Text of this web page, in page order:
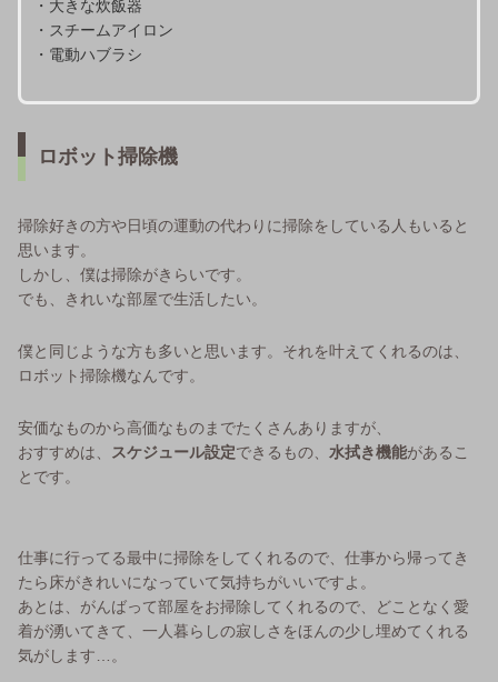
・大きな炊飯器
・スチームアイロン
・電動ハブラシ
ロボット掃除機
掃除好きの方や日頃の運動の代わりに掃除をしている人もいると
思います。
しかし、僕は掃除がきらいです。
でも、きれいな部屋で生活したい。
僕と同じような方も多いと思います。それを叶えてくれるのは、
ロボット掃除機なんです。
安価なものから高価なものまでたくさんありますが、
おすすめは、 スケジュール設定できるもの、 水拭き機能があるこ
とです。
仕事に行ってる最中に掃除をしてくれるので、仕事から帰ってき
たら床がきれいになっていて気持ちがいいですよ。
あとは、がんばって部屋をお掃除してくれるので、どことなく愛
着が湧いてきて、一人暮らしの寂しさをほんの少し埋めてくれる
気がします…。